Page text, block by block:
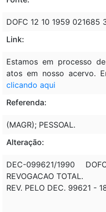
DOFC 12 10 1959 021685
Link:
Estamos em processo
atos em nosso acervo.
clicando aqui
Referenda:
(MAGR); PESSOAL.
Alteração:
DEC-099621/1990
REVOGACAO TOTAL.
REV. PELO DEC. 99621 -